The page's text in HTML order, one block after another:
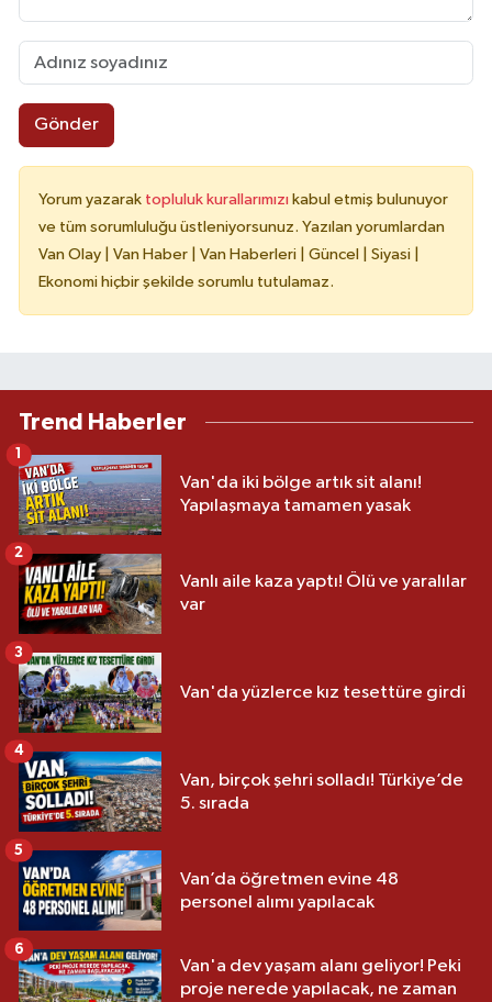
Gönder
Yorum yazarak topluluk kurallarımızı kabul etmiş bulunuyor
ve tüm sorumluluğu üstleniyorsunuz. Yazılan yorumlardan
Van Olay | Van Haber | Van Haberleri | Güncel | Siyasi |
Ekonomi hiçbir şekilde sorumlu tutulamaz.
Trend Haberler
Van'da iki bölge artık sit alanı!
Yapılaşmaya tamamen yasak
1
Vanlı aile kaza yaptı! Ölü ve yaralılar
var
2
Van'da yüzlerce kız tesettüre girdi
3
Van, birçok şehri solladı! Türkiye’de
5. sırada
4
Van’da öğretmen evine 48
personel alımı yapılacak
5
Van'a dev yaşam alanı geliyor! Peki
proje nerede yapılacak, ne zaman
6